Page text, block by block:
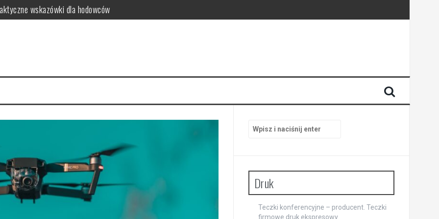
wskazówki dla hodowców
Dwustronna Podróż Duchowa i Magiczna na Matfel.pl
wnętrzu bez obciążania budżetu?
Druk
Teczki konferencyjne – producent. Teczki
firmowe druk ekspresowy